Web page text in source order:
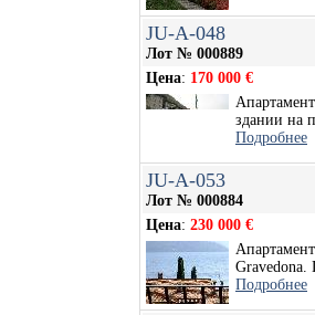
JU-A-048
Лот № 000889
Цена: 170 000 €
здании на
Подробнее
JU-A-053
Лот № 000884
Цена: 230 000 €
Подробнее